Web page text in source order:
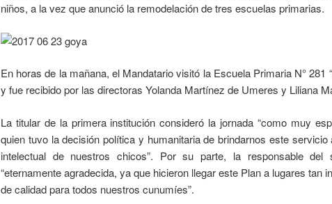
niños, a la vez que anunció la remodelación de tres escuelas primarias.
En horas de la mañana, el Mandatario visitó la Escuela Primaria N° 281
y fue recibido por las directoras Yolanda Martínez de Umeres y Liliana
La titular de la primera institución consideró la jornada “como muy
quien tuvo la decisión política y humanitaria de brindarnos este
intelectual de nuestros chicos”. Por su parte, la responsable del
“eternamente agradecida, ya que hicieron llegar este Plan a lugares tan
de calidad para todos nuestros cunumíes”.